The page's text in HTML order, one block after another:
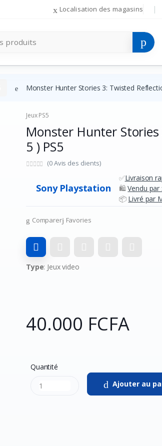
Localisation des magasins
Monster Hunter Stories 3: Twisted
Jeux PS5
Monster Hunter
5 ) PS5
(0 Avis des clients)
Sony Playstation
✅Livraison
🛍️Vendu par
📦 Livré par
Comparer Favories
Type: Jeux video
40.000 FCFA
Quantité
Ajouter au